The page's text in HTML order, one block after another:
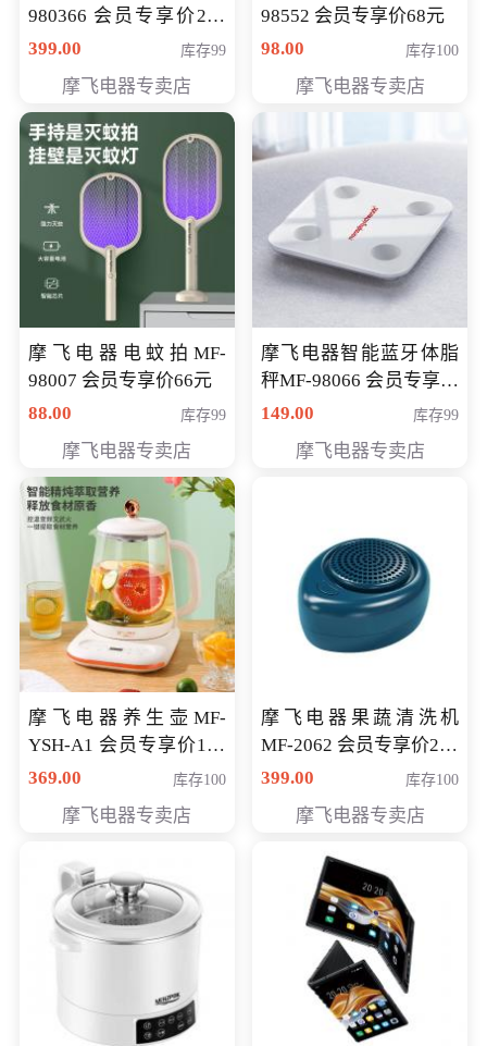
980366 会员专享价299
元
399.00 库存99
摩飞电器专卖店
98552 会员专享价68元
98.00
库存100
摩飞电器专卖店
摩飞电器电蚊拍MF-
98007 会员专享价66元
88.00
库存99
摩飞电器专卖店
摩飞电器智能蓝牙体脂
秤MF-98066 会员专享价
98元
149.00 库存99
摩飞电器专卖店
摩飞电器养生壶MF-
YSH-A1 会员专享价198
元
369.00 库存100
摩飞电器专卖店
摩飞电器果蔬清洗机
MF-2062 会员专享价268
元
399.00 库存100
摩飞电器专卖店